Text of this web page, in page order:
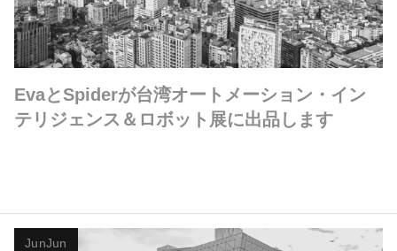
EvaとSpiderが台湾オートメーション・イン
テリジェンス＆ロボット展に出品します
JunJun